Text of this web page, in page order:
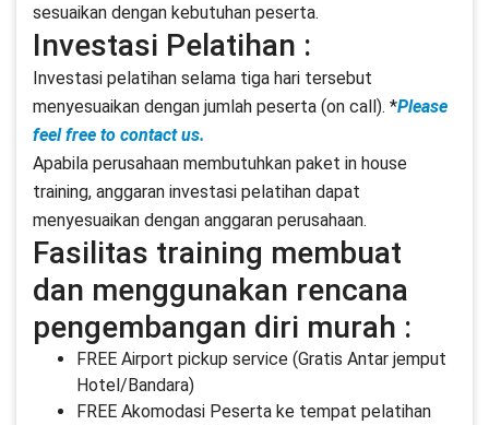
sesuaikan dengan kebutuhan peserta.
Investasi Pelatihan :
Investasi pelatihan selama tiga hari tersebut
menyesuaikan dengan jumlah peserta (on call). *Please
feel free to contact us.
Apabila perusahaan membutuhkan paket in house
training, anggaran investasi pelatihan dapat
menyesuaikan dengan anggaran perusahaan.
Fasilitas training membuat
dan menggunakan rencana
pengembangan diri murah :
FREE Airport pickup service (Gratis Antar jemput
Hotel/Bandara)
FREE Akomodasi Peserta ke tempat pelatihan